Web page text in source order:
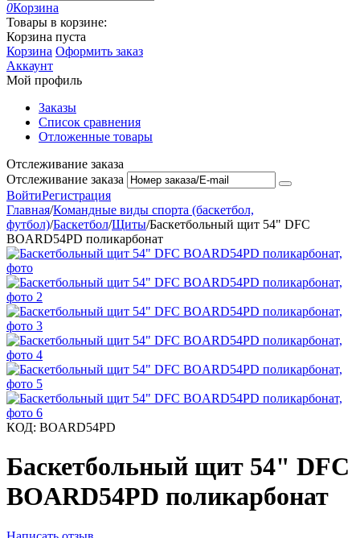
0Корзина
Товары в корзине:
Корзина пуста
Корзина Оформить заказ
Аккаунт
Мой профиль
Заказы
Список сравнения
Отложенные товары
Отслеживание заказа
Отслеживание заказа
ВойтиРегистрация
Главная/Командные виды спорта (баскетбол,
футбол)/Баскетбол/Щиты/Баскетбольный щит 54" DFC
BOARD54PD поликарбонат
КОД: BOARD54PD
Баскетбольный щит 54" DFC
BOARD54PD поликарбонат